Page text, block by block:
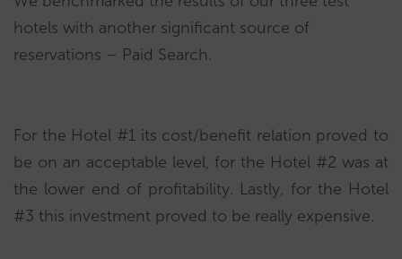
hotels with another significant source of
reservations – Paid Search.
For the Hotel #1 its cost/benefit relation proved to
be on an acceptable level, for the Hotel #2 was at
the lower end of profitability. Lastly, for the Hotel
#3 this investment proved to be really expensive.